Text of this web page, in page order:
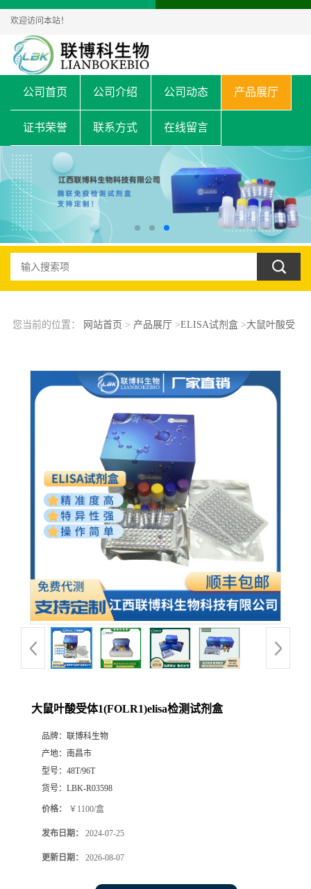
欢迎访问本站！
公司首页 公司介绍 公司动态 产品展厅
证书荣誉 联系方式 在线留言
您当前的位置： 网站首页 > 产品展厅 >ELISA试剂盒>大鼠叶酸受
大鼠叶酸受体1(FOLR1)elisa检测试剂盒
品牌： 联博科生物
产地： 南昌市
型号： 48T/96T
货号： LBK-R03598
价格： ￥1100/盒
发布日期： 2024-07-25
更新日期： 2026-08-07